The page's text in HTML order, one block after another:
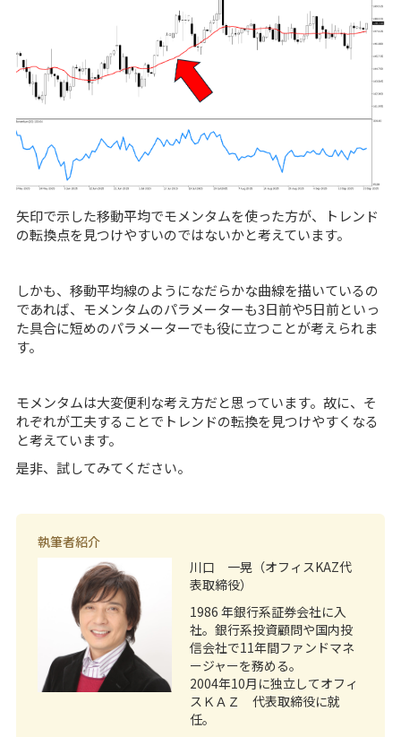
矢印で示した移動平均でモメンタムを使った方が、トレンド
の転換点を見つけやすいのではないかと考えています。
しかも、移動平均線のようになだらかな曲線を描いているの
であれば、モメンタムのパラメーターも3日前や5日前といっ
た具合に短めのパラメーターでも役に立つことが考えられま
す。
モメンタムは大変便利な考え方だと思っています。故に、そ
れぞれが工夫することでトレンドの転換を見つけやすくなる
と考えています。
是非、試してみてください。
執筆者紹介
川口 一晃（オフィスKAZ代
表取締役）
1986 年銀行系証券会社に入
社。銀行系投資顧問や国内投
信会社で11年間ファンドマネ
ージャーを務める。
2004年10月に独立してオフィ
スＫＡＺ 代表取締役に就
任。